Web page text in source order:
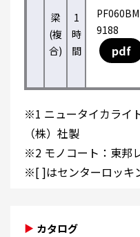
梁
(複
合)
1
時
間
9188
pdf
※1 ニュータイカライ
（株）社製
※2 モノコート：東邦
※[ ]はセンターロッキ
カタログ